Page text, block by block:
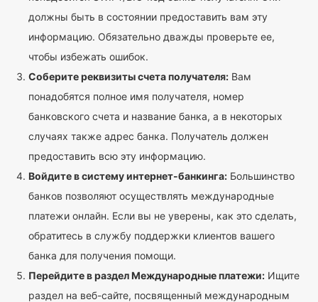
должны быть в состоянии предоставить вам эту
информацию. Обязательно дважды проверьте ее,
чтобы избежать ошибок.
Соберите реквизиты счета получателя: Вам
понадобятся полное имя получателя, номер
банковского счета и название банка, а в некоторых
случаях также адрес банка. Получатель должен
предоставить всю эту информацию.
Войдите в систему интернет-банкинга: Большинство
банков позволяют осуществлять международные
платежи онлайн. Если вы не уверены, как это сделать,
обратитесь в службу поддержки клиентов вашего
банка для получения помощи.
Перейдите в раздел Международные платежи: Ищите
раздел на веб-сайте, посвященный международным